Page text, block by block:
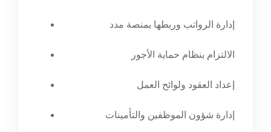
إدارة الرواتب وربطها بمنصة مدد
الالتزام بنظام حماية الأجور
إعداد العقود ولوائح العمل
إدارة شؤون الموظفين والتأمينات